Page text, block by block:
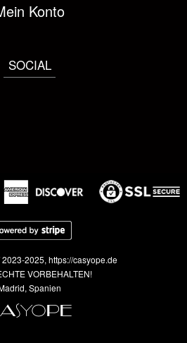
Konto
SOCIAL
2025, https://casyope.de
VORBEHALTEN!
Spanien